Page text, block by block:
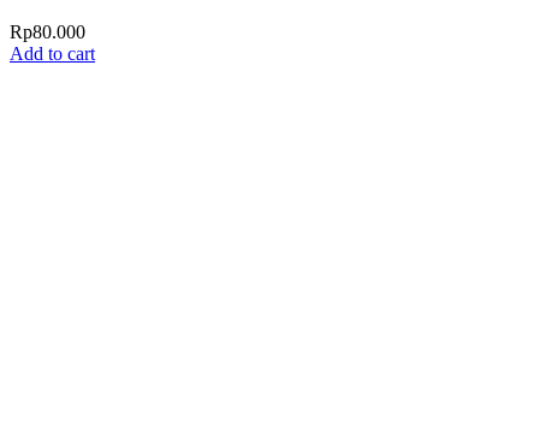
Rp80.000
Add to cart